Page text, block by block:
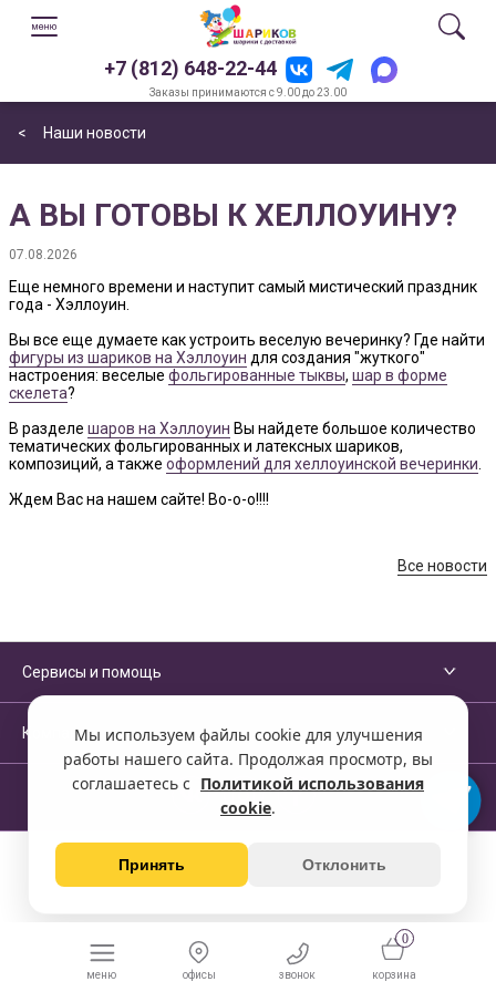
Мы используем файлы cookie для улучшения
работы нашего сайта. Продолжая просмотр, вы
соглашаетесь с Политикой использования
cookie.
Принять Отклонить
+7 (812) 648-22-44
Заказы принимаются с 9.00 до 23.00
< Наши новости
А ВЫ ГОТОВЫ К ХЕЛЛОУИНУ?
07.08.2026
Еще немного времени и наступит самый мистический праздник
года - Хэллоуин.
Вы все еще думаете как устроить веселую вечеринку? Где найти
фигуры из шариков на Хэллоуин для создания "жуткого"
настроения: веселые фольгированные тыквы, шар в форме
скелета?
В разделе шаров на Хэллоуин Вы найдете большое количество
тематических фольгированных и латексных шариков,
композиций, а также оформлений для хеллоуинской вечеринки
Ждем Вас на нашем сайте! Bo-o-o!!!!
Все новости
Сервисы и помощь
Компания
меню офисы звонок
0
корзина